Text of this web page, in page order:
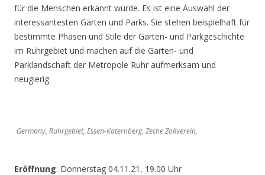
für die Menschen erkannt wurde. Es ist eine Auswahl der
interessantesten Gärten und Parks. Sie stehen beispielhaft für
bestimmte Phasen und Stile der Garten- und Parkgeschichte
im Ruhrgebiet und machen auf die Garten- und
Parklandschaft der Metropole Ruhr aufmerksam und
neugierig.
Germany, Ruhrgebiet, Essen-Katernberg, Zeche Zollverein,
Eröffnung: Donnerstag 04.11.21, 19.00 Uhr